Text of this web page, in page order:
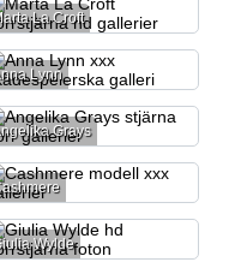
La Croft
Lynn
Grays
Wylde